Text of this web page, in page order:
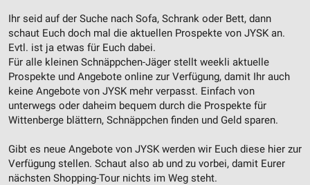
Ihr seid auf der Suche nach Sofa, Schrank oder Bett, dann
schaut Euch doch mal die aktuellen Prospekte von JYSK an.
Evtl. ist ja etwas für Euch dabei.
Für alle kleinen Schnäppchen-Jäger stellt weekli aktuelle
Prospekte und Angebote online zur Verfügung, damit Ihr auch
keine Angebote von JYSK mehr verpasst. Einfach von
unterwegs oder daheim bequem durch die Prospekte für
Wittenberge blättern, Schnäppchen finden und Geld sparen.
Gibt es neue Angebote von JYSK werden wir Euch diese hier zur
Verfügung stellen. Schaut also ab und zu vorbei, damit Eurer
nächsten Shopping-Tour nichts im Weg steht.